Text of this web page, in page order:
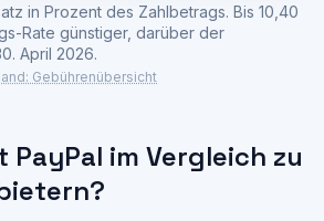
in Prozent des Zahlbetrags. Bis 10,40
Rate günstiger, darüber der
April 2026.
Gebührenübersicht
PayPal im Vergleich zu